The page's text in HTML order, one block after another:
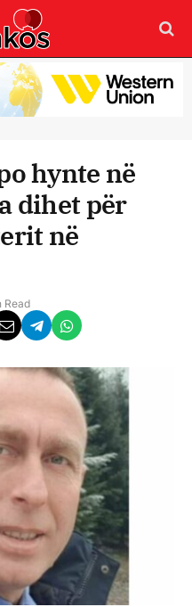
hynte në
dihet për
në
Read